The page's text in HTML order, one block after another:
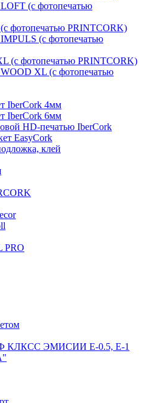
(с фотопечатью
фотопечатью PRINTCORK)
(с фотопечатью
(с фотопечатью PRINTCORK)
XL (с фотопечатью
IberCork 4мм
IberCork 6мм
HD-печатью IberCork
EasyCork
клей
PRO
КЛКСС ЭМИСИИ Е-0.5, Е-1